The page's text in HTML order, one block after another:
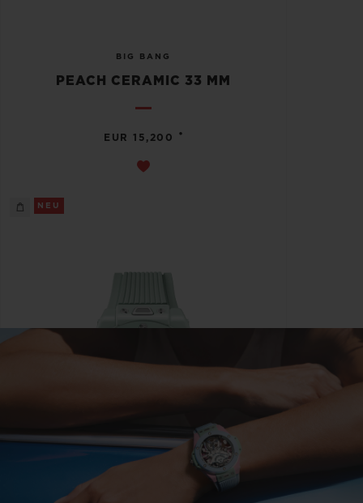
BIG BANG
PEACH CERAMIC 33 MM
EUR 15,200 •
NEU